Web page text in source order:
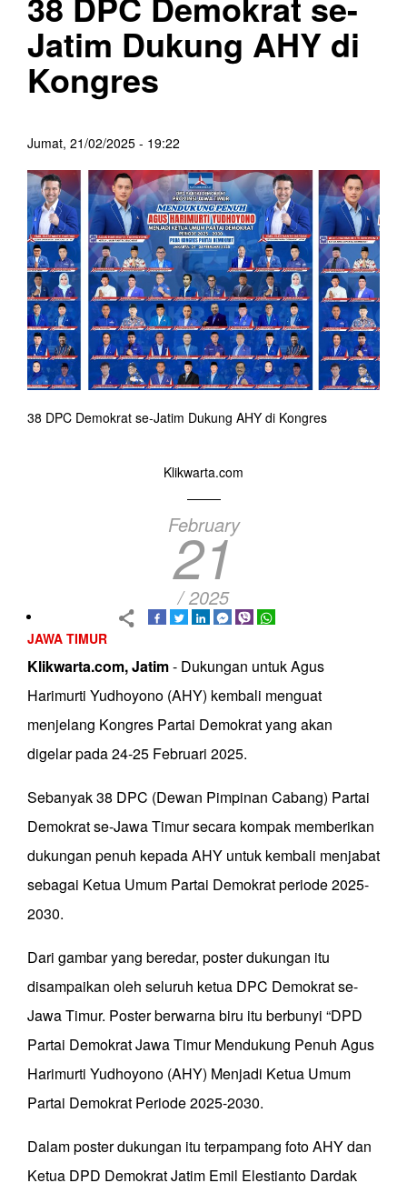
Jatim Dukung AHY di
Kongres
Jumat, 21/02/2025 - 19:22
38 DPC Demokrat se-Jatim Dukung AHY di Kongres
Klikwarta.com
February
21
/ 2025
JAWA TIMUR
Klikwarta.com, Jatim- Dukungan untuk Agus
Harimurti Yudhoyono (AHY) kembali menguat
menjelang Kongres Partai Demokrat yang akan
digelar pada 24-25 Februari 2025.
Sebanyak 38 DPC (Dewan Pimpinan Cabang) Partai
Demokrat se-Jawa Timur secara kompak memberikan
dukungan penuh kepada AHY untuk kembali menjabat
sebagai Ketua Umum Partai Demokrat periode 2025-
2030.
Dari gambar yang beredar, poster dukungan itu
disampaikan oleh seluruh ketua DPC Demokrat se-
Jawa Timur. Poster berwarna biru itu berbunyi “DPD
Partai Demokrat Jawa Timur Mendukung Penuh Agus
Harimurti Yudhoyono (AHY) Menjadi Ketua Umum
Partai Demokrat Periode 2025-2030.
Dalam poster dukungan itu terpampang foto AHY dan
Ketua DPD Demokrat Jatim Emil Elestianto Dardak